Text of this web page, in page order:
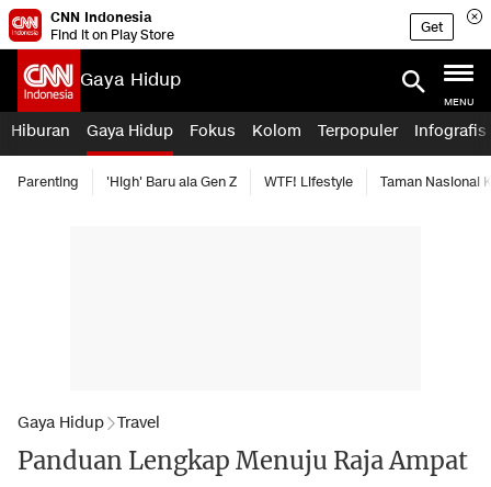
CNN Indonesia
Find it on Play Store
Get
Gaya Hidup
MENU
Hiburan Gaya Hidup Fokus Kolom Terpopuler Infografis
Parenting 'High' Baru ala Gen Z WTF! Lifestyle Taman Nasional
Gaya Hidup Travel
Panduan Lengkap Menuju Raja Ampat